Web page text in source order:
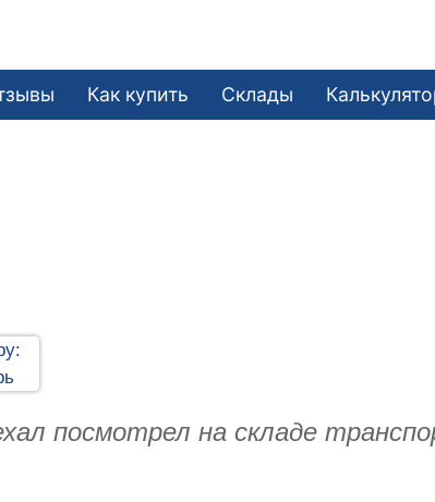
Как купить Склады
посмотрел на складе